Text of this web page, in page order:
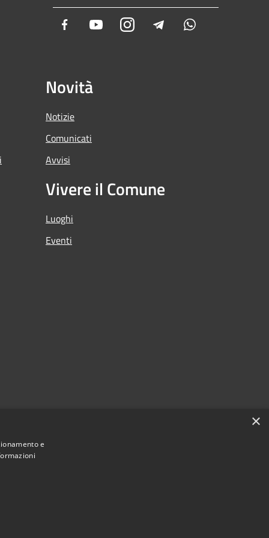
Facebook YoutubeInstagramTelegram
Novità
Notizie
Comunicati
Avvisi
Vivere il Comune
Luoghi
Eventi
×
e